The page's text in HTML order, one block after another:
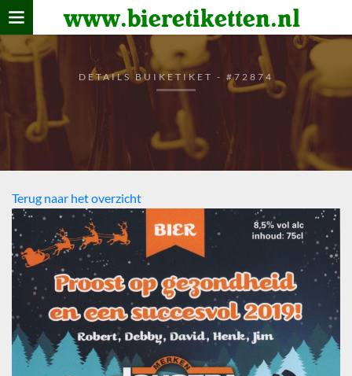
www.bieretiketten.nl
Home
verzamelen
De bierkaart
Bezoekers
DETAILS BUIKETIKET - #72874
Terug naar het overzicht